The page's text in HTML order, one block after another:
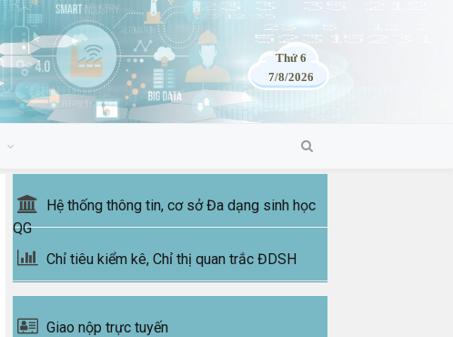
Thứ 6
7/8/2026
Hệ thống thông tin, cơ sở Đa dạng sinh học
QG
Chỉ tiêu kiểm kê, Chỉ thị quan trắc ĐDSH
Giao nộp trực tuyến